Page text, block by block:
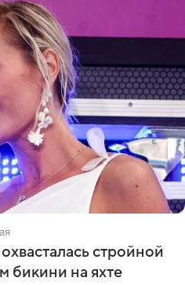
стройной
бикини на яхте